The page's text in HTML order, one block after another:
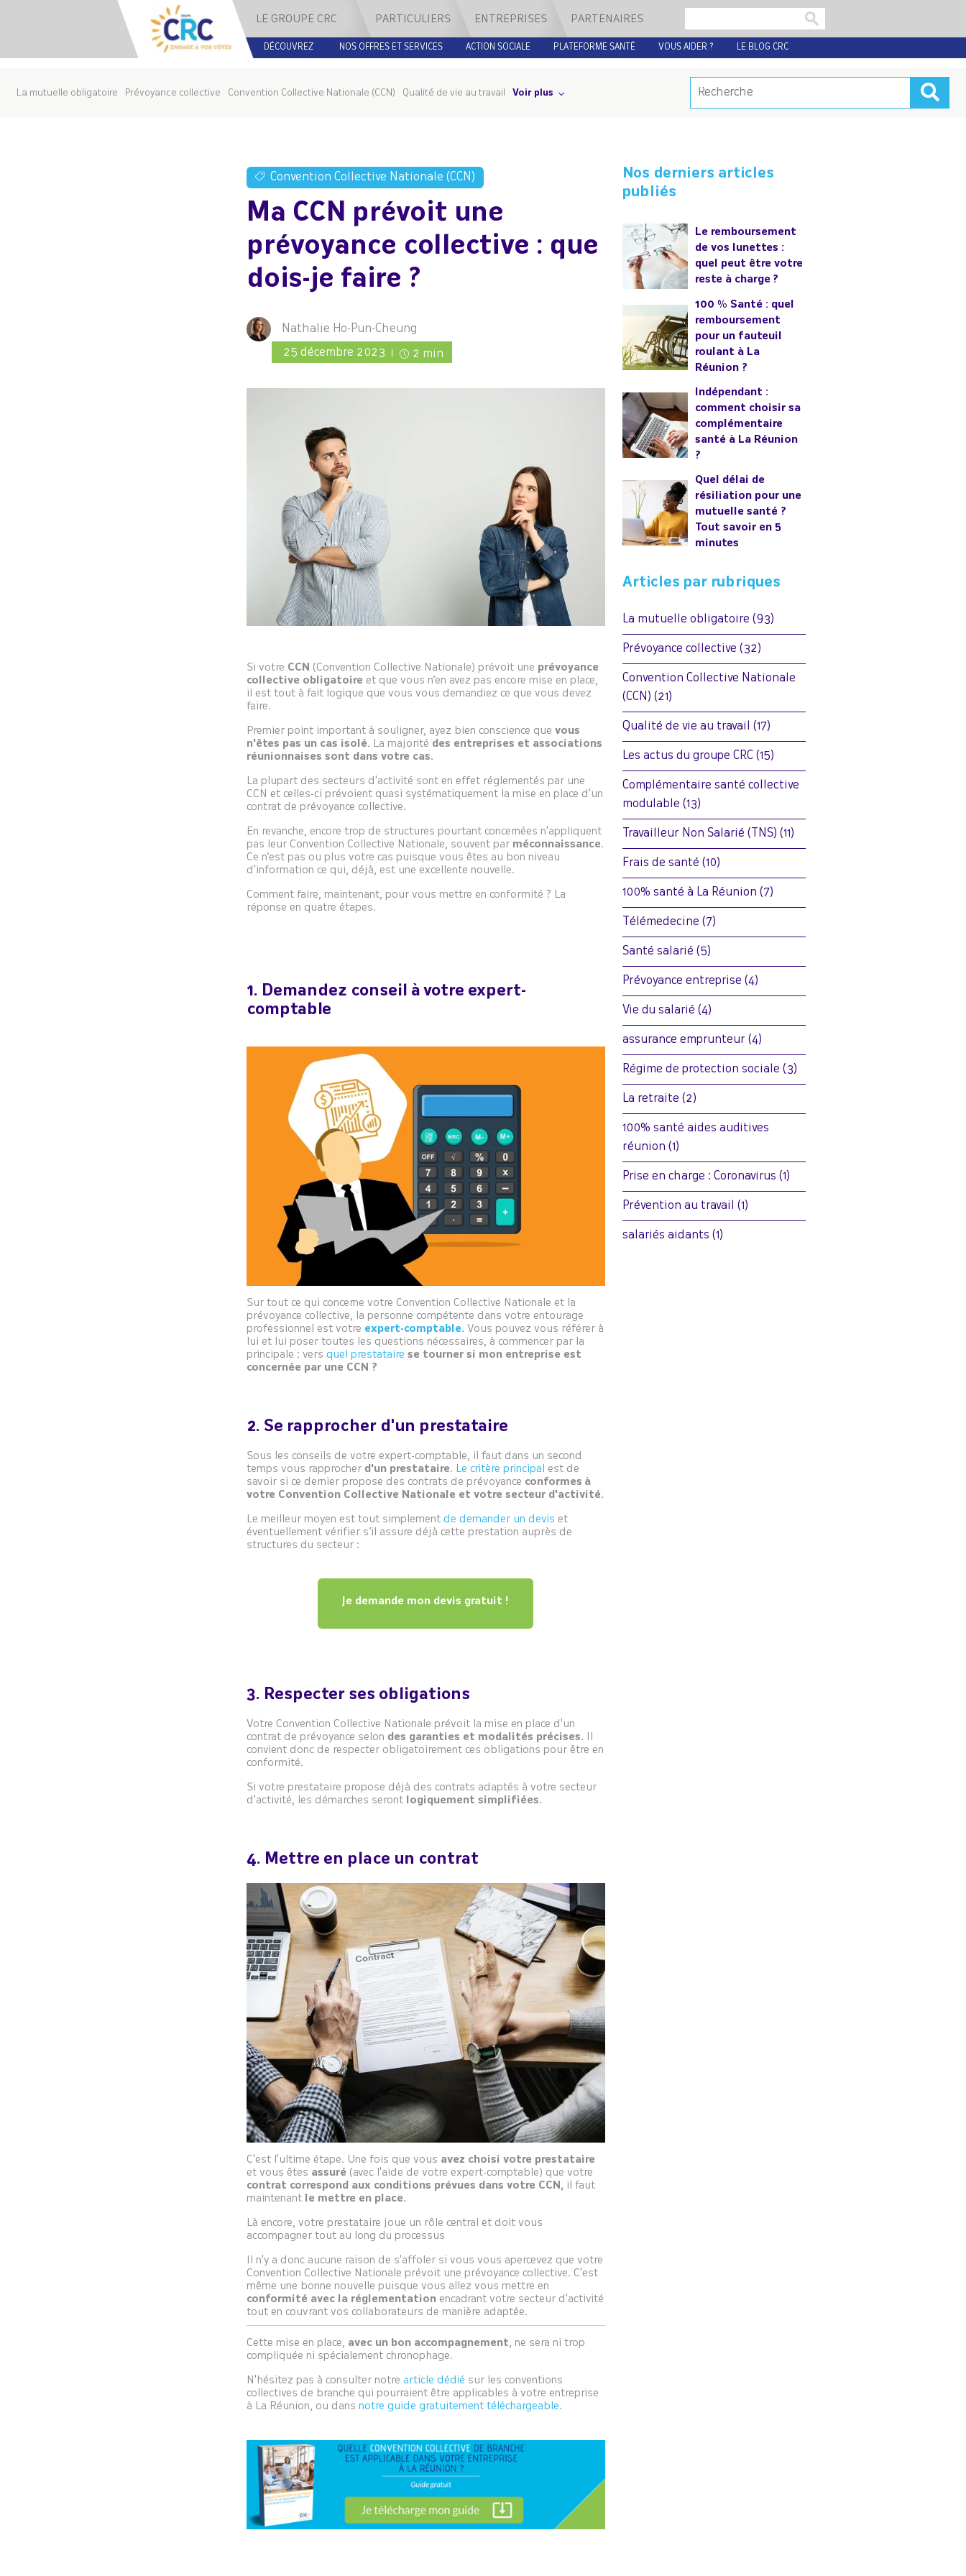
LE GROUPE CRC PARTICULIERS ENTREPRISES PARTENAIRES
DÉCOUVREZ NOS OFFRES ET SERVICES ACTION SOCIALE PLATEFORME SANTÉ VOUS AIDER ? LE BLOG CRC
La mutuelle obligatoire Prévoyance collective Convention Collective Nationale (CCN) Qualité de vie au travail Voir plus
Convention Collective Nationale (CCN)
Ma CCN prévoit une
prévoyance collective : que
dois-je faire ?
Nathalie Ho-Pun-Cheung
25 décembre 2023 2 min
Si votre CCN (Convention Collective Nationale) prévoit une prévoyance
collective obligatoire et que vous n’en avez pas encore mise en place,
il est tout à fait logique que vous vous demandiez ce que vous devez
faire.
Premier point important à souligner, ayez bien conscience que vous
n'êtes pas un cas isolé. La majorité des entreprises et associations
réunionnaises sont dans votre cas.
La plupart des secteurs d'activité sont en effet réglementés par une
CCN et celles-ci prévoient quasi systématiquement la mise en place d'un
contrat de prévoyance collective.
En revanche, encore trop de structures pourtant concernées n'appliquent
pas leur Convention Collective Nationale, souvent par méconnaissance.
Ce n’est pas ou plus votre cas puisque vous êtes au bon niveau
d'information ce qui, déjà, est une excellente nouvelle.
Comment faire, maintenant, pour vous mettre en conformité ? La
réponse en quatre étapes.
1. Demandez conseil à votre expert-
comptable
Sur tout ce qui concerne votre Convention Collective Nationale et la
prévoyance collective, la personne compétente dans votre entourage
professionnel est votre expert-comptable. Vous pouvez vous référer à
lui et lui poser toutes les questions nécessaires, à commencer par la
principale : vers quel prestataire se tourner si mon entreprise est
concernée par une CCN ?
2. Se rapprocher d'un prestataire
Sous les conseils de votre expert-comptable, il faut dans un second
temps vous rapprocher d'un prestataire. Le critère principal est de
savoir si ce dernier propose des contrats de prévoyance conformes à
votre Convention Collective Nationale et votre secteur d'activité.
Le meilleur moyen est tout simplement de demander un devis et
éventuellement vérifier s’il assure déjà cette prestation auprès de
structures du secteur :
Je demande mon devis gratuit !
3. Respecter ses obligations
Votre Convention Collective Nationale prévoit la mise en place d'un
contrat de prévoyance selon des garanties et modalités précises. Il
convient donc de respecter obligatoirement ces obligations pour être en
conformité.
Si votre prestataire propose déjà des contrats adaptés à votre secteur
d'activité, les démarches seront logiquement simplifiées.
4. Mettre en place un contrat
C'est l'ultime étape. Une fois que vous avez choisi votre prestataire
et vous êtes assuré (avec l'aide de votre expert-comptable) que votre
contrat correspond aux conditions prévues dans votre CCN, il faut
maintenant le mettre en place.
Là encore, votre prestataire joue un rôle central et doit vous
accompagner tout au long du processus
Il n'y a donc aucune raison de s'affoler si vous vous apercevez que votre
Convention Collective Nationale prévoit une prévoyance collective. C'est
même une bonne nouvelle puisque vous allez vous mettre en
conformité avec la réglementation encadrant votre secteur d'activité
tout en couvrant vos collaborateurs de manière adaptée.
Cette mise en place, avec un bon accompagnement, ne sera ni trop
compliquée ni spécialement chronophage.
N'hésitez pas à consulter notre article dédié sur les conventions
collectives de branche qui pourraient être applicables à votre entreprise
à La Réunion, ou dans notre guide gratuitement téléchargeable.
Nos derniers articles
publiés
Le remboursement
de vos lunettes :
quel peut être votre
reste à charge ?
100 % Santé : quel
remboursement
pour un fauteuil
roulant à La
Réunion ?
Indépendant :
comment choisir sa
complémentaire
santé à La Réunion
?
Quel délai de
résiliation pour une
mutuelle santé ?
Tout savoir en 5
minutes
Articles par rubriques
La mutuelle obligatoire(93)
Prévoyance collective(32)
Convention Collective Nationale
(CCN)(21)
Qualité de vie au travail(17)
Les actus du groupe CRC(15)
Complémentaire santé collective
modulable(13)
Travailleur Non Salarié (TNS)(11)
Frais de santé(10)
100% santé à La Réunion(7)
Télémedecine(7)
Santé salarié(5)
Prévoyance entreprise(4)
Vie du salarié(4)
assurance emprunteur(4)
Régime de protection sociale(3)
La retraite(2)
100% santé aides auditives
réunion(1)
Prise en charge : Coronavirus(1)
Prévention au travail(1)
salariés aidants(1)